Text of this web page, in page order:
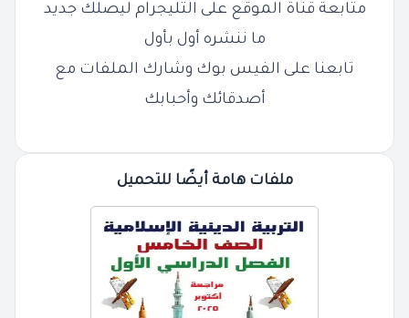
متابعة قناة الموقع على التليجرام ليصلك جديد
ما ننشره أول بأول
تابعنا على الفيس بوك وشارك الملفات مع
أصدقائك وأحبابك
ملفات هامة أيضًا للتحميل